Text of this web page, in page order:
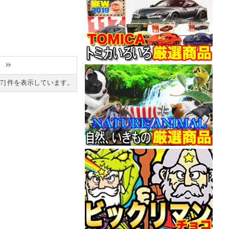
7] 件を表示しています。